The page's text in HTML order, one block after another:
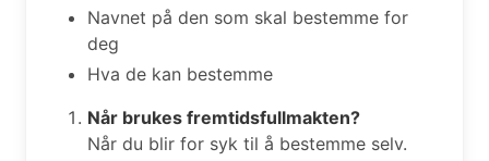
Navnet på den som skal bestemme for
deg
Hva de kan bestemme
Når brukes fremtidsfullmakten?
Når du blir for syk til å bestemme selv.